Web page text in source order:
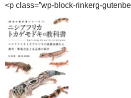
<p class=”wp-block-rinkerg-